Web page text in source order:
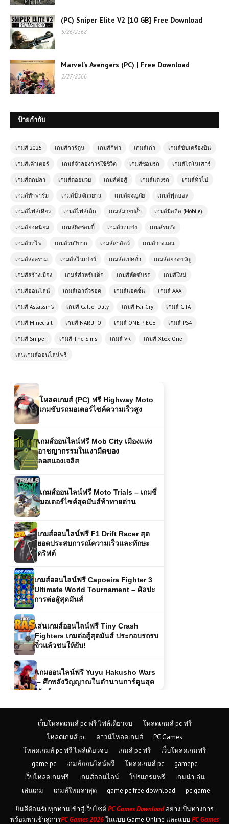
(PC) Sniper Elite V2 [10 GB] Free Download
5/26/2568
Marvel’s Avengers (PC) | Free Download
2/27/2566
ป้ายกำกับ
เกมส์ 2025 เกมส์การ์ตูน เกมส์กีฬา เกมส์เก่า เกมส์ขับเครื่องบิน
เกมส์เค้าเตอร์ เกมส์จำลองการใช้ชีวิต เกมส์ซ่อมรถ เกมส์ไดโนเสาร์
เกมส์ตกปลา เกมส์ต่อยมวย เกมส์ต่อสู้ เกมส์แต่งรถ เกมส์ทั่วไป
เกมส์ทำฟาร์ม เกมส์ปั่นจักรยาน เกมส์ผจญภัย เกมส์ฟุตบอล
เกมส์ไฟล์เดียว เกมส์ไฟล์เล็ก เกมส์มวยปล้ำ เกมส์มือถือ (Mobile)
เกมส์ยอดนิยม เกมส์ยิงซอมบี้ เกมส์รถแข่ง เกมส์รถถัง
เกมส์รถไฟ เกมส์รถวิบาก เกมส์ล่าสัตว์ เกมส์วางแผน
เกมส์สงคราม เกมส์สไนเปอร์ เกมส์สเปคต่ำ เกมส์สยองขวัญ
เกมส์สร้างเมือง เกมส์สำหรับเด็ก เกมส์หัดขับรถ เกมส์ใหม่
เกมส์ออนไลน์ เกมส์เอาตัวรอด เกมส์แอคชั่น เกมส์ AAA
เกมส์ Assassin's เกมส์ Call of Duty เกมส์ Far Cry เกมส์ GTA
เกมส์ Minecraft เกมส์ NARUTO เกมส์ ONE PIECE เกมส์ PS4
เกมส์ Sniper เกมส์ The Sims เกมส์ VR เกมส์ Xbox One
เล่นเกมส์ออนไลน์ฟรี
เกมส์ออนไลน์ฟรี Backflip Challenge
เกมผาดโผนสุดมันส์ ทดสอบสกิลการตี
ลังกา
เกมออนไลน์ One Piece vs CR: Zoro
– การต่อสู้ของตำนานและเกมสุดมันส์
เกมส์ออนไลน์ฟรี Grand Extreme
Racing เกมแข่งรถสุดมันส์แบบเต็มส
โหลดเกมส์ (PC) Ace Combat 7 |
Free download
เกมส์ออนไลน์ฟรี Crazy Drifter เกม
🔥
เกมส์ออนไลน์ฟรี Supercars Drift
คาร์
เกมออนไลน์ฟรี Rome Simulator
เกมส์ออนไลน์ฟรี Secret Sniper
โหลดเกมส์ (PC) ฟรี Highway Moto
เกมขับรถมอเตอร์ไซค์ความเร็วสูง
เกมส์ออนไลน์ฟรี Mob City เมืองแห่ง
อาชญากรรมในเงามืดของ
ลอสแองเจลิส
เกมส์ออนไลน์ฟรี Moto Trials – เกมขี่
มอเตอร์ไซค์สุดมันส์ท้าทายด่าน
เกมส์ออนไลน์ฟรี F1 Drift Racer สุด
ยอดประสบการณ์ความเร็วและทักษะ
ดริฟต์
เกมส์ออนไลน์ฟรี Capoeira Fighter 3
Ultimate World Tournament – ศิลปะ
การต่อสู้สุดมันส์
เล่นเกมส์ออนไลน์ฟรี Tiny Crash
Fighters เกมต่อสู้สุดมันส์ ประกอบรถรบ
จิ๋วแล้วชนให้ยับ!
เกมออนไลน์ฟรี Yuyu Hakusho Wars
– ศึกพลังวิญญาณในตำนานการ์ตูนสุด
มันส์
โหลดเกมส์ (PC) Monster Truck
Booster เกมรถบิ๊กฟุตพลังระเบิด ซิ่งแรง
สะใจบนทุกสนามสุดโหด
ดาวน์โหลดเกมส์ (PC) WWE 2K23
Free Download
เกมออนไลน์ฟรี Fort Drifter ผจญภัย
เว็บโหลดเกมส์ pc ฟรี ไฟล์เดียวจบ
โหลดเกมส์ pc ฟรี
โหลดเกมส์ pc
ดาวน์โหลดเกมส์
PC Games
โหลดเกมส์ pc ฟรี ไฟล์เดียวจบ
เกมส์ pc ฟรี
เว็บโหลดเกมฟรี
game pc
เกมส์ออนไลน์ฟรี โหลดเกมส์ pc
gamepc
เว็บโหลดเกมฟรี
เกมส์ออนไลน์ โปรแกรมฟรี
เกมน่าเล่น
เล่นเกม
เกมส์ใหม่ล่าสุด game pc free download pc game
ยินดีต้อนรับทุกท่านเข้าสู่เว็บไซต์PC Games Download อย่างเป็นทางการ
พร้อมพาเข้าสู่การPC Games 2026ในแบบ Game Online และแบบPC Games